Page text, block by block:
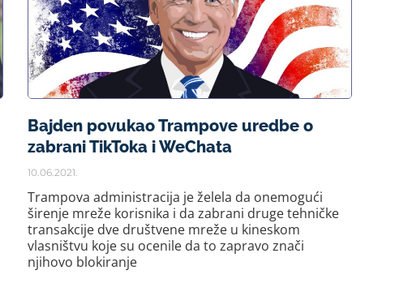
Bajden povukao Trampove uredbe o
zabrani TikToka i WeChata
10.06.2021.
Trampova administracija je želela da onemogući
širenje mreže korisnika i da zabrani druge tehničke
transakcije dve društvene mreže u kineskom
vlasništvu koje su ocenile da to zapravo znači
njihovo blokiranje